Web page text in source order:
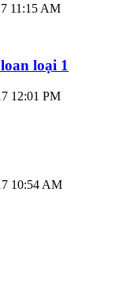
11:15 AM
loại 1
12:01 PM
10:54 AM